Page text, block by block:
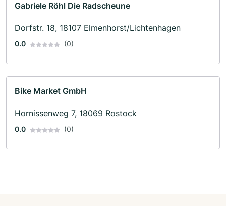
Gabriele Röhl Die Radscheune
Dorfstr. 18, 18107 Elmenhorst/Lichtenhagen
0.0 (0)
Bike Market GmbH
Hornissenweg 7, 18069 Rostock
0.0 (0)